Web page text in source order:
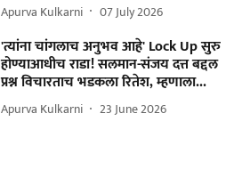
Apurva Kulkarni 07 July 2026
'त्यांना चांगलाच अनुभव आहे' Lock Up सुरु
होण्याआधीच राडा! सलमान-संजय दत्त बद्दल
प्रश्न विचारताच भडकला रितेश, म्हणाला...
Apurva Kulkarni 23 June 2026